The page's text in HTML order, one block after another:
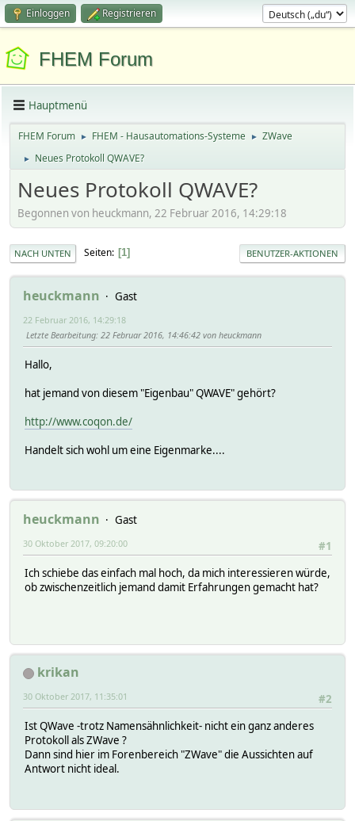
Einloggen Registrieren
FHEM Forum
Hauptmenü
FHEM Forum ► FHEM - Hausautomations-Systeme ► ZWave
► Neues Protokoll QWAVE?
Neues Protokoll QWAVE?
Begonnen von heuckmann, 22 Februar 2016, 14:29:18
NACH UNTEN Seiten 1 BENUTZER-AKTIONEN
heuckmann Gast
22 Februar 2016, 14:29:18
Letzte Bearbeitung: 22 Februar 2016, 14:46:42 von heuckmann
Hallo,
hat jemand von diesem "Eigenbau" QWAVE" gehört?
http://www.coqon.de/
Handelt sich wohl um eine Eigenmarke....
heuckmann
Gast
#1
30 Oktober 2017, 09:20:00
Ich schiebe das einfach mal hoch, da mich interessieren würde,
ob zwischenzeitlich jemand damit Erfahrungen gemacht hat?
krikan
#2
30 Oktober 2017, 11:35:01
Ist QWave -trotz Namensähnlichkeit- nicht ein ganz anderes
Protokoll als ZWave ?
Dann sind hier im Forenbereich "ZWave" die Aussichten auf
Antwort nicht ideal.